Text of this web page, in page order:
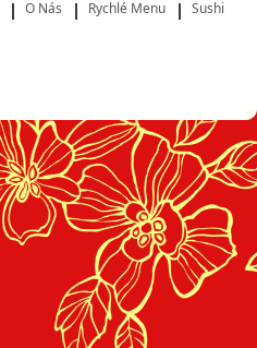
O Nás Rychlé Menu Sushi